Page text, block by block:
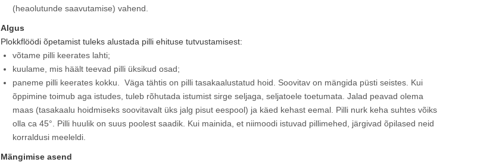
(heaolutunde saavutamise) vahend.
Algus
Plokkflöödi õpetamist tuleks alustada pilli ehituse tutvustamisest:
võtame pilli keerates lahti;
kuulame, mis häält teevad pilli üksikud osad;
paneme pilli keerates kokku. Väga tähtis on pilli tasakaalustatud hoid. Soovitav on mängida püsti seistes. Kui
õppimine toimub aga istudes, tuleb rõhutada istumist sirge seljaga, seljatoele toetumata. Jalad peavad olema
maas (tasakaalu hoidmiseks soovitavalt üks jalg pisut eespool) ja käed kehast eemal. Pilli nurk keha suhtes võiks
olla ca 45°. Pilli huulik on suus poolest saadik. Kui mainida, et niimoodi istuvad pillimehed, järgivad õpilased neid
korraldusi meeleldi.
Mängimise asend